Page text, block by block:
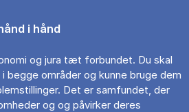
i hånd
og jura tæt forbundet. Du skal
områder og kunne bruge dem
Det er samfundet, der
og og påvirker deres